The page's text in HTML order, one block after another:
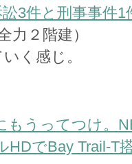
3件と刑事事件
力２階建）
く感じ。
もうってつけ。
HDでBay Trail-T